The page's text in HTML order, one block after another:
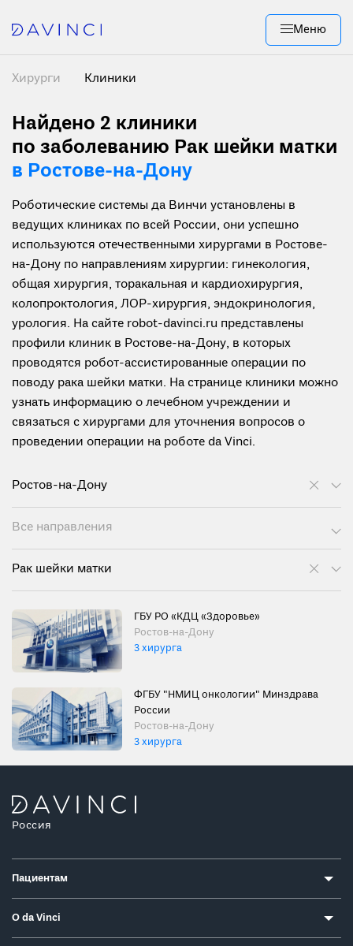
Меню
Хирурги Клиники
Найдено 2 клиники
по заболеванию Рак шейки матки
в Ростове-на-Дону
Роботические системы да Винчи установлены в
ведущих клиниках по всей России, они успешно
используются отечественными хирургами в Ростове-
на-Дону по направлениям хирургии: гинекология,
общая хирургия, торакальная и кардиохирургия,
колопроктология, ЛОР-хирургия, эндокринология,
урология. На сайте robot-davinci.ru представлены
профили клиник в Ростове-на-Дону, в которых
проводятся робот-ассистированные операции по
поводу рака шейки матки. На странице клиники можно
узнать информацию о лечебном учреждении и
связаться с хирургами для уточнения вопросов о
проведении операции на роботе da Vinci.
Ростов-на-Дону
Все направления
Рак шейки матки
ГБУ РО «КДЦ «Здоровье»
Ростов-на-Дону
3 хирурга
ФГБУ "НМИЦ онкологии" Минздрава
России
Ростов-на-Дону
3 хирурга
Россия
Пациентам
О da Vinci